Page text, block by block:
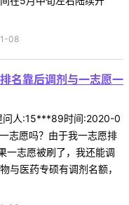
08
名靠后调剂与一志愿一
问人:15***89时间:2020-0
志愿吗？由于我一志愿排
一志愿被刷了，我还能调
与医药专硕有调剂名额，